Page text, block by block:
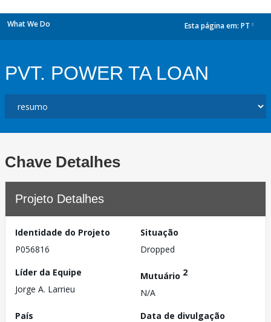
What We Do Esta página em: PT
PVT. POWER TA LOAN
Chave Detalhes
Projeto Detalhes
Identidade do Projeto
P056816
Situação
Dropped
Líder da Equipe
Jorge A. Larrieu
Mutuário 2
N/A
País
Data de divulgação